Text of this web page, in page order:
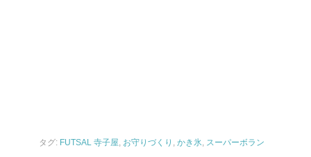
タグ: FUTSAL 寺子屋 お守りづくり かき氷 スーパーボラン